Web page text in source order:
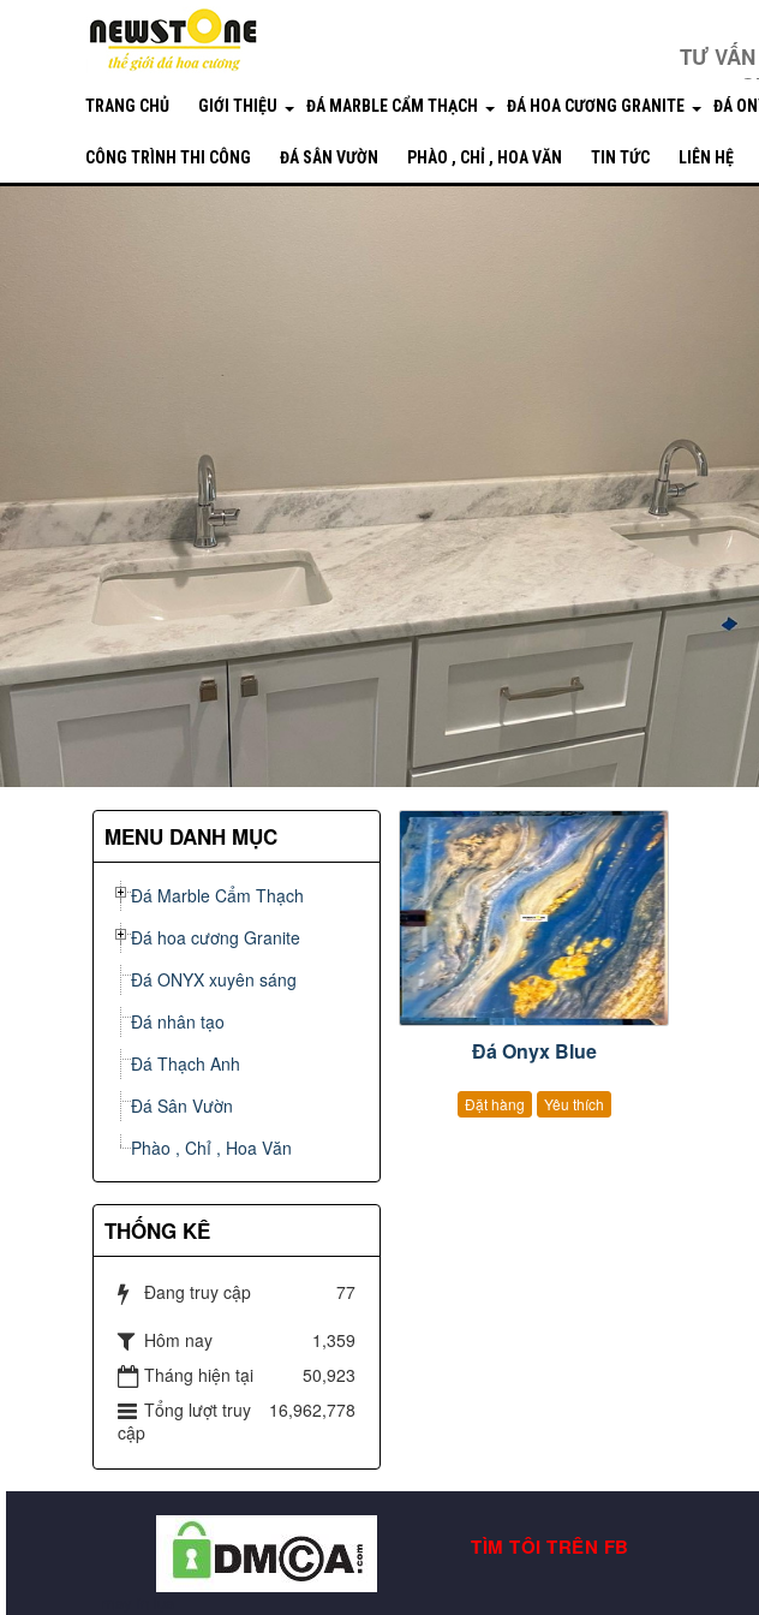
TƯ
TRANG CHỦ GIỚI THIỆU ĐÁ MARBLE CẨM THẠCH ĐÁ HOA CƯƠNG GRANITE ĐÁ
CÔNG TRÌNH THI CÔNG ĐÁ SÂN VƯỜN PHÀO , CHỈ , HOA VĂN TIN TỨC LIÊN HỆ
Đá Onyx Blue
Đặt hàng Yêu thích
MENU DANH MỤC
Đá Marble Cẩm Thạch
Đá hoa cương Granite
Đá ONYX xuyên sáng
Đá nhân tạo
Đá Thạch Anh
Đá Sân Vườn
Phào , Chỉ , Hoa Văn
THỐNG KÊ
Đang truy cập
77
Hôm nay
1,359
Tháng hiện tại
50,923
Tổng lượt truy
cập
16,962,778
TÌM TÔI TRÊN FB